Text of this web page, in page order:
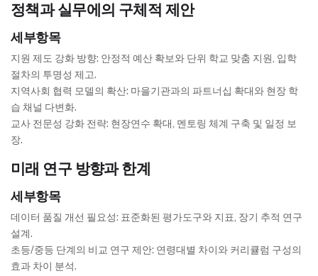
정책과 실무에의 구체적 제안
세부항목
지원 제도 강화 방향: 안정적 예산 확보와 단위 학교 맞춤 지원, 입학
절차의 투명성 제고.
지역사회 협력 모델의 확산: 마을기관과의 파트너십 확대와 현장 학
습 채널 다변화.
교사 전문성 강화 전략: 현장연수 확대, 멘토링 체계 구축 및 일정 보
장.
미래 연구 방향과 한계
세부항목
데이터 품질 개선 필요성: 표준화된 평가도구와 지표, 장기 추적 연구
설계.
초등/중등 단계의 비교 연구 제안: 연령대별 차이와 커리큘럼 구성의
효과 차이 분석.